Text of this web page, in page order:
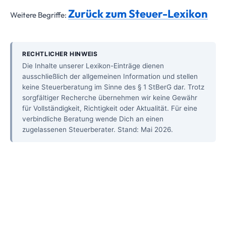
Weitere Begriffe: Zurück zum Steuer-Lexikon
RECHTLICHER HINWEIS
Die Inhalte unserer Lexikon-Einträge dienen
ausschließlich der allgemeinen Information und stellen
keine Steuerberatung im Sinne des § 1 StBerG dar. Trotz
sorgfältiger Recherche übernehmen wir keine Gewähr
für Vollständigkeit, Richtigkeit oder Aktualität. Für eine
verbindliche Beratung wende Dich an einen
zugelassenen Steuerberater. Stand: Mai 2026.